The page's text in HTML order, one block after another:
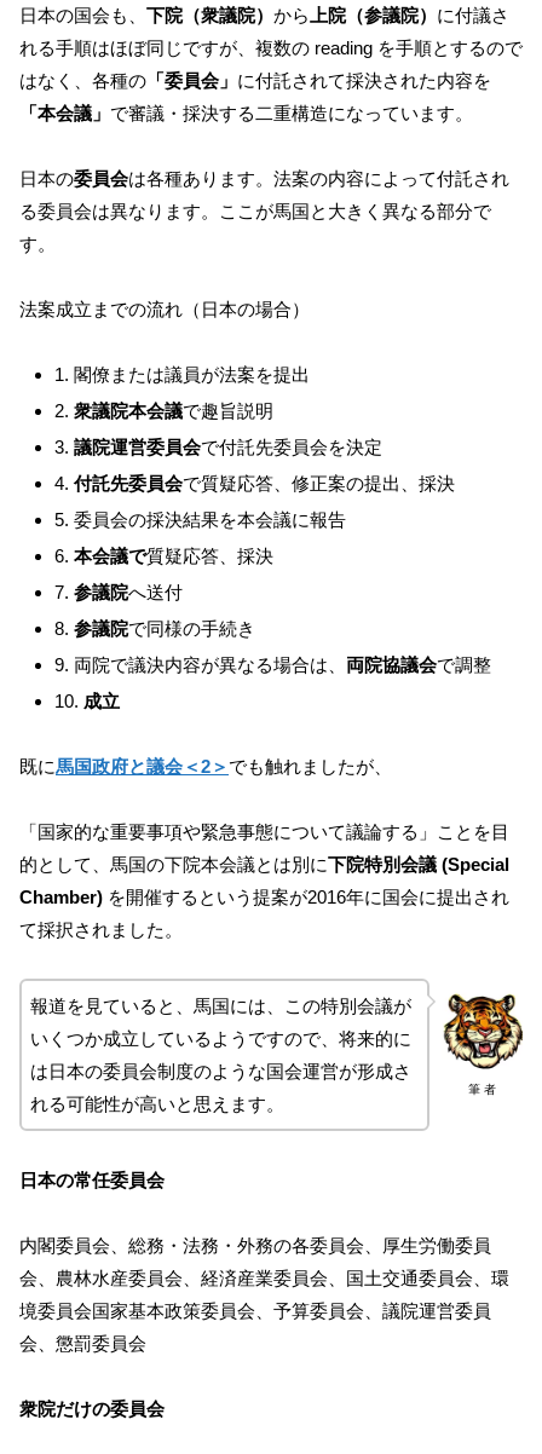
日本の国会も、 下院（衆議院） から 上院（参議院） に付議さ
れる手順はほぼ同じですが、複数の reading を手順とするので
はなく、各種の 「委員会」 に付託されて採決された内容を
「本会議」 で審議・採決する二重構造になっています。
日本の委員会は各種あります。法案の内容によって付託され
る委員会は異なります。ここが馬国と大きく異なる部分で
す。
法案成立までの流れ（日本の場合）
1. 閣僚または議員が法案を提出
2. 衆議院本会議で趣旨説明
3. 議院運営委員会で付託先委員会を決定
4. 付託先委員会で質疑応答、修正案の提出、採決
5. 委員会の採決結果を本会議に報告
6. 本会議で質疑応答、採決
7. 参議院へ送付
8. 参議院で同様の手続き
9. 両院で議決内容が異なる場合は、 両院協議会で調整
10. 成立
既に馬国政府と議会＜2＞ でも触れましたが、
「国家的な重要事項や緊急事態について議論する」ことを目
的として、馬国の下院本会議とは別に下院特別会議 (Special
Chamber) を開催するという提案が2016年に国会に提出され
て採択されました。
筆 者
報道を見ていると、馬国には、この特別会議が
いくつか成立しているようですので、将来的に
は日本の委員会制度のような国会運営が形成さ
れる可能性が高いと思えます。
日本の常任委員会
内閣委員会、総務・法務・外務の各委員会、厚生労働委員
会、農林水産委員会、経済産業委員会、国土交通委員会、環
境委員会国家基本政策委員会、予算委員会、議院運営委員
会、懲罰委員会
衆院だけの委員会